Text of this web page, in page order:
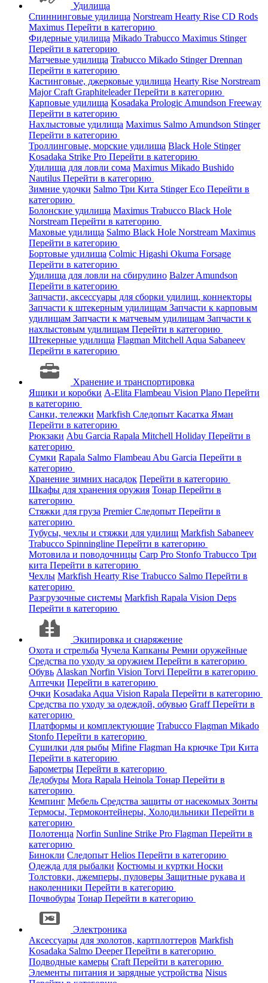
Удилища
Спиннинговые удилища Norstream Hearty Rise CD Rods
Maximus Перейти в категорию
Фидерные удилища Mikado Trabucco Maximus Stinger
Перейти в категорию
Матчевые удилища Trabucco Mikado StingerDrennan
Перейти в категорию
Кастинговые, джерковые удилища Hearty Rise Norstream
Major Craft GraphiteleaderПерейти в категорию
Карповые удилища Kosadaka Prologic Amundson Freeway
Перейти в категорию
Нахлыстовые удилища Maximus Salmo Amundson Stinger
Перейти в категорию
Троллинговые, морские удилища Black Hole Stinger
Kosadaka Strike Pro Перейти в категорию
Удилища для ловли сома Maximus Mikado Bushido
Nautilus Перейти в категорию
Зимние удочки Salmo Три Кита StingerEco Перейти в
категорию
Болонские удилища Maximus Trabucco Black Hole
Norstream Перейти в категорию
Маховые удилища Salmo Black Hole Norstream Maximus
Перейти в категорию
Бортовые удилища Colmic Higashi Okuma Forsage
Перейти в категорию
Удилища для ловли на сбирулино BalzerAmundson
Перейти в категорию
Запчасти, аксессуары для сборки удилищ, коннекторы
Запчасти к штекерным удилищам Запчасти к карповым
удилищам Запчасти к матчевым удилищам Запчасти к
нахлыстовым удилищам Перейти в категорию
Штекерные удилища Flagman Mitchell Aqua Sabaneev
Перейти в категорию
Хранение и транспортировка
Ящики и коробки A-Elita Flambeau Vision Plano Перейти
в категорию
Санки, тележки Markfish Следопыт Касатка Яман
Перейти в категорию
Рюкзаки Abu Garcia Rapala Mitchell Holiday Перейти в
категорию
Сумки Rapala Salmo Flambeau Abu Garcia Перейти в
категорию
Хранение зимних насадок Перейти в категорию
Шкафы для хранения оружия Тонар Перейти в
категорию
Стяжки для груза PremierСледопыт Перейти в
категорию
Тубусы, чехлы и стяжки для удилищ Markfish Sabaneev
Trabucco Spinningline Перейти в категорию
Мотовила и поводочницы Carp Pro Stonfo Trabucco Три
кита Перейти в категорию
Чехлы Markfish Hearty Rise Trabucco Salmo Перейти в
категорию
Разгрузочные системы Markfish Rapala Vision Deps
Перейти в категорию
Экипировка и снаряжение
Охота и стрельба Чучела Капканы Ремни оружейные
Средства по уходу за оружием Перейти в категорию
Обувь Alaskan Norfin Vision Torvi Перейти в категорию
Аптечки Перейти в категорию
Очки Kosadaka Aqua Vision Rapala Перейти в категорию
Средства по уходу за одеждой, обувью GraffПерейти в
категорию
Платформы и комплектующие Trabucco Flagman Mikado
Stonfo Перейти в категорию
Сушилки для рыбы Mifine Flagman На крючке Три Кита
Перейти в категорию
Барометры Перейти в категорию
Ледобуры Mora Rapala Heinola Тонар Перейти в
категорию
Кемпинг Мебель Средства защиты от насекомых Зонты
Термосы, Термоконтейнеры, Холодильники Перейти в
категорию
Полотенца Norfin Sunline Strike Pro Flagman Перейти в
категорию
Бинокли Следопыт Helios Перейти в категорию
Одежда для рыбалки Костюмы и куртки Носки
Толстовки, джемперы, пуловеры Защитные рукава и
наколенники Перейти в категорию
Почвобуры Тонар Перейти в категорию
Электроника
Аксессуары для эхолотов, картплоттеров Markfish
Kosadaka Salmo DeeperПерейти в категорию
Подводные камеры Craft Перейти в категорию
Элементы питания и зарядные устройства Nisus